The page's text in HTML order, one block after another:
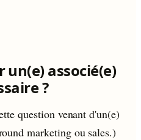
associé(e)
?
question venant d'un(e)
marketing ou sales.)